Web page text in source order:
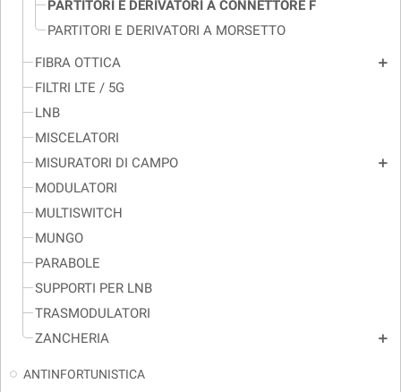
PARTITORI E DERIVATORI A CONNETTORE F
PARTITORI E DERIVATORI A MORSETTO
FIBRA OTTICA
add
FILTRI LTE / 5G
LNB
MISCELATORI
MISURATORI DI CAMPO
add
MODULATORI
MULTISWITCH
MUNGO
PARABOLE
SUPPORTI PER LNB
TRASMODULATORI
ZANCHERIA
add
ANTINFORTUNISTICA